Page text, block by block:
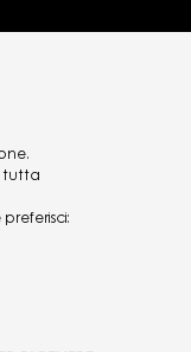
tutta